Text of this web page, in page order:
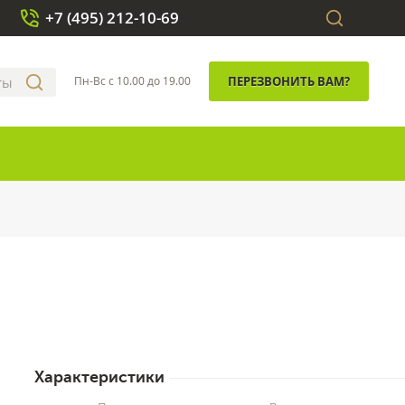
+7 (495) 212-10-69
Пн-Вс с 10.00 до 19.00 ПЕРЕЗВОНИТЬ ВАМ?
Характеристики